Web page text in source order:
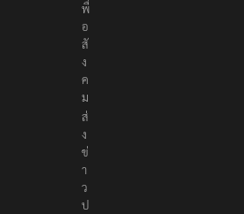
พื่
อ
สั
ง
ค
ม
ส่
ง
ข่
า
ว
ป